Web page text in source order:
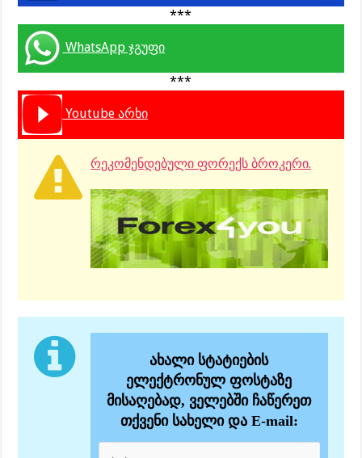
***
WhatsApp ჯგუფი
***
Youtube არხი
რეკომენდებული ფორექს ბროკერი.
ახალი სტატიების
ელექტრონულ ფოსტაზე
მისაღებად, ველებში ჩაწერეთ
თქვენი სახელი და E-mail: